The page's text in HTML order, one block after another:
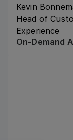
Kevin
Head of
Experience
On-Demand